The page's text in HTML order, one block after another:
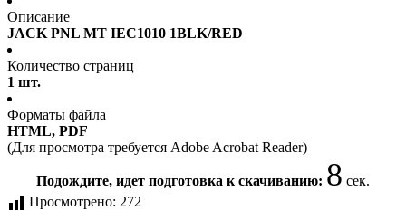
Описание
JACK PNL MT IEC1010 1BLK/RED
Количество страниц
1 шт.
Форматы файла
HTML, PDF
(Для просмотра требуется Adobe Acrobat Reader)
Подождите, идет подготовка к скачиванию: 7 сек.
Просмотрено: 272